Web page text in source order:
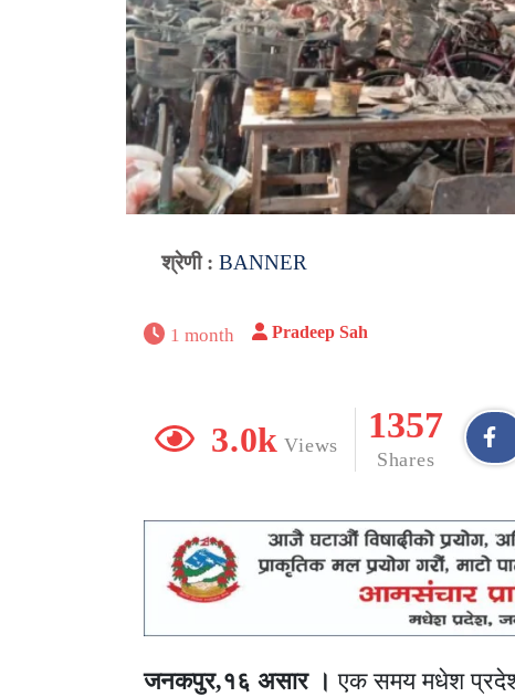
श्रेणी : BANNER
1 month Pradeep Sah
3.0k Views
1357
Shares
जनकपुर,१६ असार । एक समय मधेश प्रदेश